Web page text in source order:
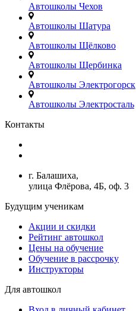
Автошколы Чехов
Автошколы Шатура
Автошколы Щёлково
Автошколы Щербинка
Автошколы Электрогорск
Автошколы Электросталь
Контакты
г. Балашиха,
улица Флёрова, 4Б, оф. 3
Будущим ученикам
Акции и скидки
Рейтинг автошкол
Цены на обучение
Обучение в рассрочку
Инструкторы
Для автошкол